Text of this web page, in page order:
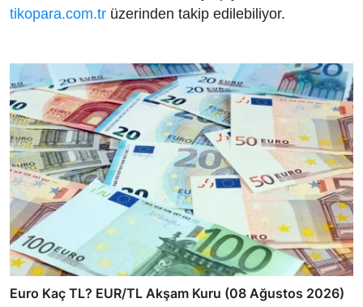
tikopara.com.tr üzerinden takip edilebiliyor.
Euro Kaç TL? EUR/TL Akşam Kuru (08 Ağustos 2026)